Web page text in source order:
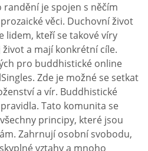
je spojen s něčím
věci. Duchovní život
lidem, kteří se takové víry
a mají konkrétní cíle.
pro buddhistické online
Zde je možné se setkat
a vír. Buddhistické
Tato komunita se
principy, které jsou
Zahrnují osobní svobodu,
vztahy a mnoho